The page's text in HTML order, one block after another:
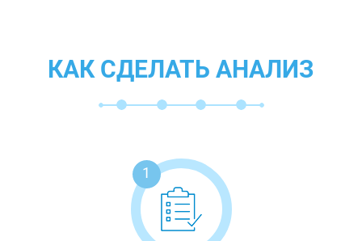
КАК СДЕЛАТЬ АНАЛИЗ
1